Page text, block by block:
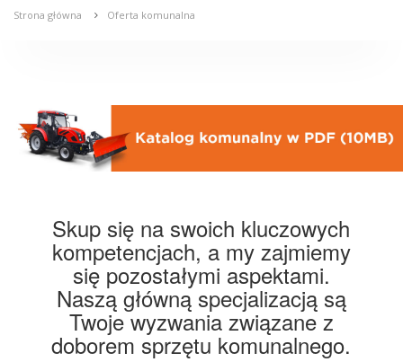
Strona główna Oferta komunalna
Skup się na swoich kluczowych
kompetencjach, a my zajmiemy
się pozostałymi aspektami.
Naszą główną specjalizacją są
Twoje wyzwania związane z
doborem sprzętu komunalnego.